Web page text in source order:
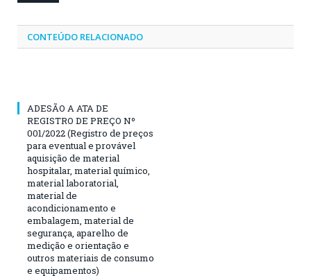
CONTEÚDO RELACIONADO
ADESÃO A ATA DE
REGISTRO DE PREÇO Nº
001/2022 (Registro de preços
para eventual e provável
aquisição de material
hospitalar, material químico,
material laboratorial,
material de
acondicionamento e
embalagem, material de
segurança, aparelho de
medição e orientação e
outros materiais de consumo
e equipamentos)